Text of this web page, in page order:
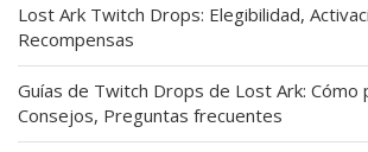
Lost Ark Twitch Drops: Elegibilidad,
Recompensas
Guías de Twitch Drops de Lost Ark: Cómo
Consejos, Preguntas frecuentes